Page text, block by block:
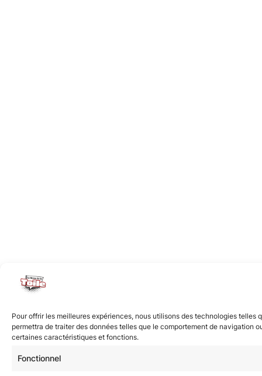
Pour offrir les meilleures expériences, nous utilisons des technologies
permettra de traiter des données telles que le comportement de navigation
certaines caractéristiques et fonctions.
Fonctionnel